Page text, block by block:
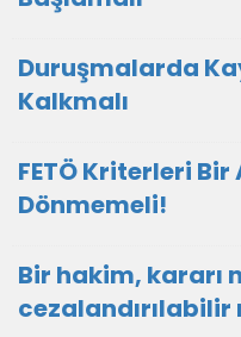
Duruşmalarda
Kalkmalı
FETÖ Kriterleri
Dönmemeli!
Bir hakim, kararı
cezalandırılabilir